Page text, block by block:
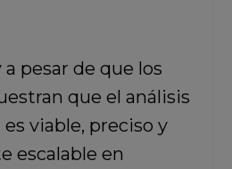
pesar de que los
que el análisis
viable, preciso y
escalable en